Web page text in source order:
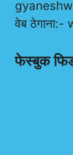
वेब
फेस्बुक